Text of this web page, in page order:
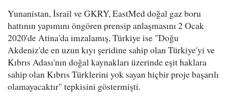
Yunanistan, İsrail ve GKRY, EastMed doğal gaz boru
hattının yapımını öngören prensip anlaşmasını 2 Ocak
2020'de Atina'da imzalamış, Türkiye ise "Doğu
Akdeniz'de en uzun kıyı şeridine sahip olan Türkiye'yi ve
Kıbrıs Adası'nın doğal kaynakları üzerinde eşit haklara
sahip olan Kıbrıs Türklerini yok sayan hiçbir proje başarılı
olamayacaktır" tepkisini göstermişti.